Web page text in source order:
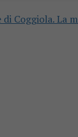
Coggiola. La